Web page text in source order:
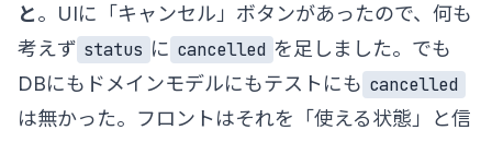
と。UIに「キャンセル」ボタンがあったので、何も
考えず status に cancelled を足しました。でも
DBにもドメインモデルにもテストにも cancelled
は無かった。フロントはそれを「使える状態」と信